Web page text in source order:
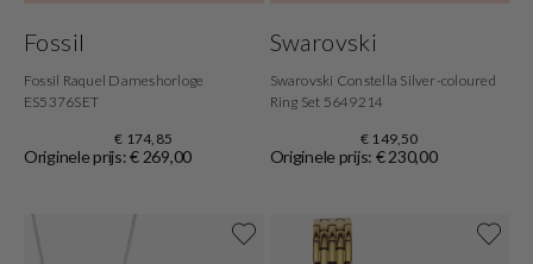
Fossil
Fossil Raquel Dameshorloge
ES5376SET
€ 174,85
Originele prijs: € 269,00
Swarovski
Swarovski Constella Silver-coloured
Ring Set 5649214
€ 149,50
Originele prijs: € 230,00